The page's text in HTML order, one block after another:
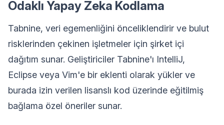
Odaklı Yapay Zeka Kodlama
Tabnine, veri egemenliğini önceliklendirir ve bulut
risklerinden çekinen işletmeler için şirket içi
dağıtım sunar. Geliştiriciler Tabnine'ı IntelliJ,
Eclipse veya Vim'e bir eklenti olarak yükler ve
burada izin verilen lisanslı kod üzerinde eğitilmiş
bağlama özel öneriler sunar.